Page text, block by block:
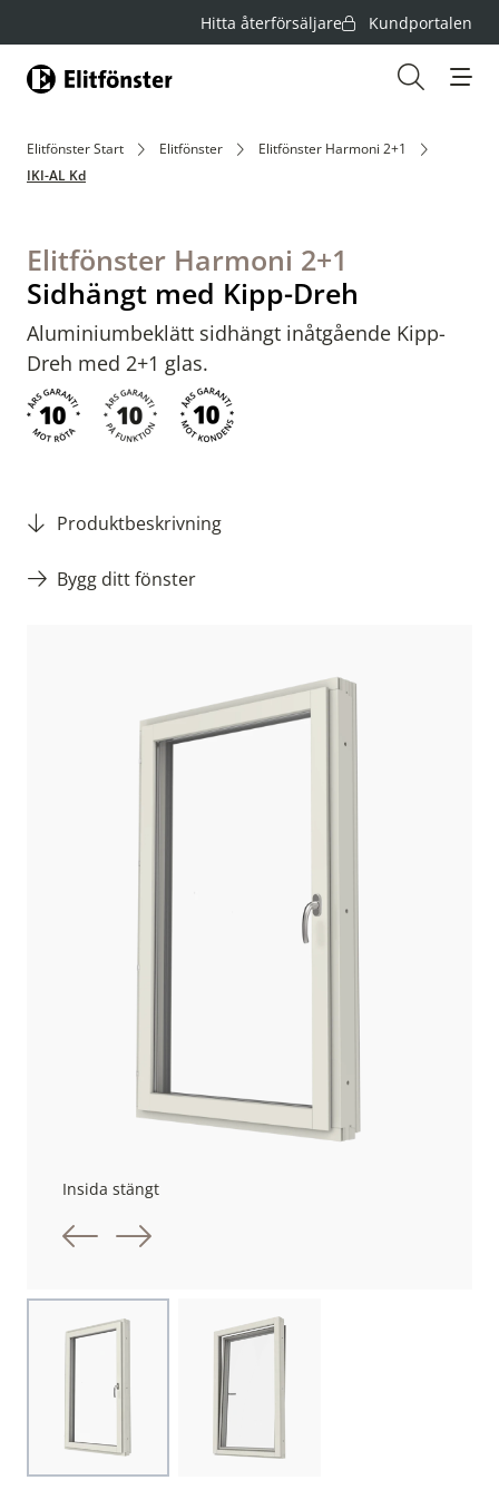
Hitta återförsäljare Kundportalen
Hem
Elitfönster Start Elitfönster
Elitfönster Harmoni 2+1
IKI-AL Kd
Elitfönster Harmoni 2+1
Sidhängt med Kipp-Dreh
Aluminiumbeklätt sidhängt inåtgående Kipp-
Dreh med 2+1 glas.
Produktbeskrivning
Bygg ditt fönster
Föregående bild
Nästa bild
Insida stängt
Choose image Choose image